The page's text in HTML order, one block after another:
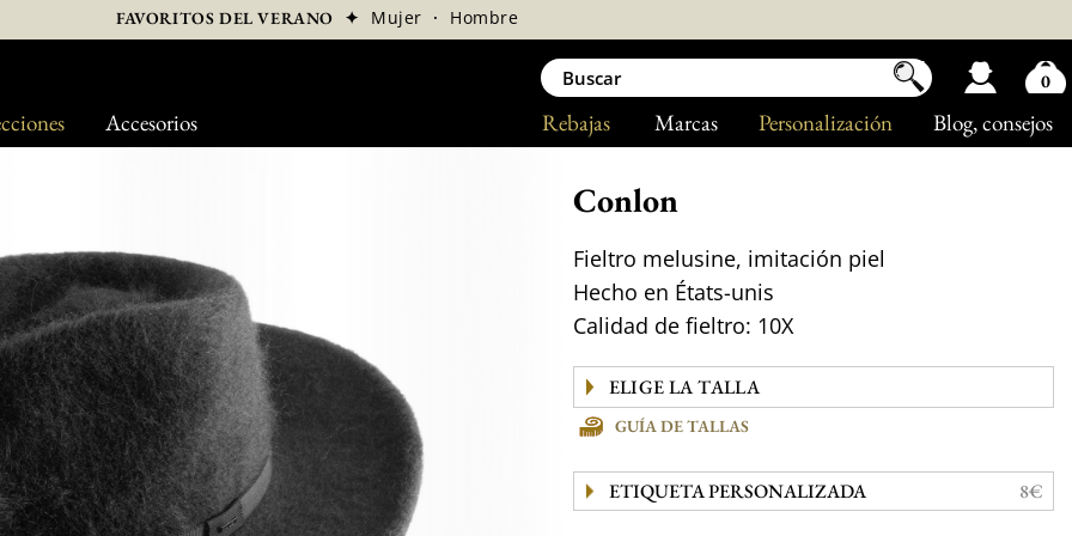
Accesorios Blog, consejos
Personalización
Marcas
Rebajas
FAVORITOS DEL VERANO ✦ Mujer · Hombre
Conlon
Fieltro melusine, imitación piel
Hecho en États-unis
Calidad de fieltro: 10X
GUÍA DE TALLAS
ETIQUETA PERSONALIZADA 8€
0